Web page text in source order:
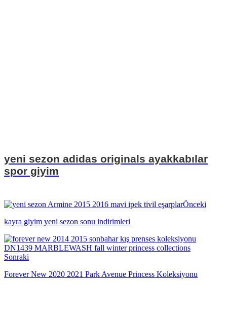
yeni sezon adidas originals ayakkabılar
spor giyim
Önceki
kayra giyim yeni sezon sonu indirimleri
Sonraki
Forever New 2020 2021 Park Avenue Princess Koleksiyonu